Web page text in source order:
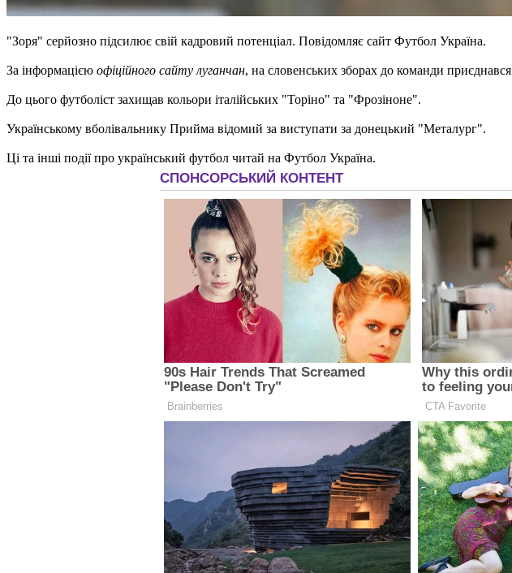
"Зоря" серйозно підсилює свій кадровий потенціал. Повідомляє сайт Футбол Україна.
За інформацією офіційного сайту луганчан, на словенських зборах до команди приєднався
До цього футболіст захищав кольори італійських "Торіно" та "Фрозіноне".
Українському вболівальнику Прийма відомий за виступати за донецький "Металург".
Ці та інші події про український футбол читай на Футбол Україна.